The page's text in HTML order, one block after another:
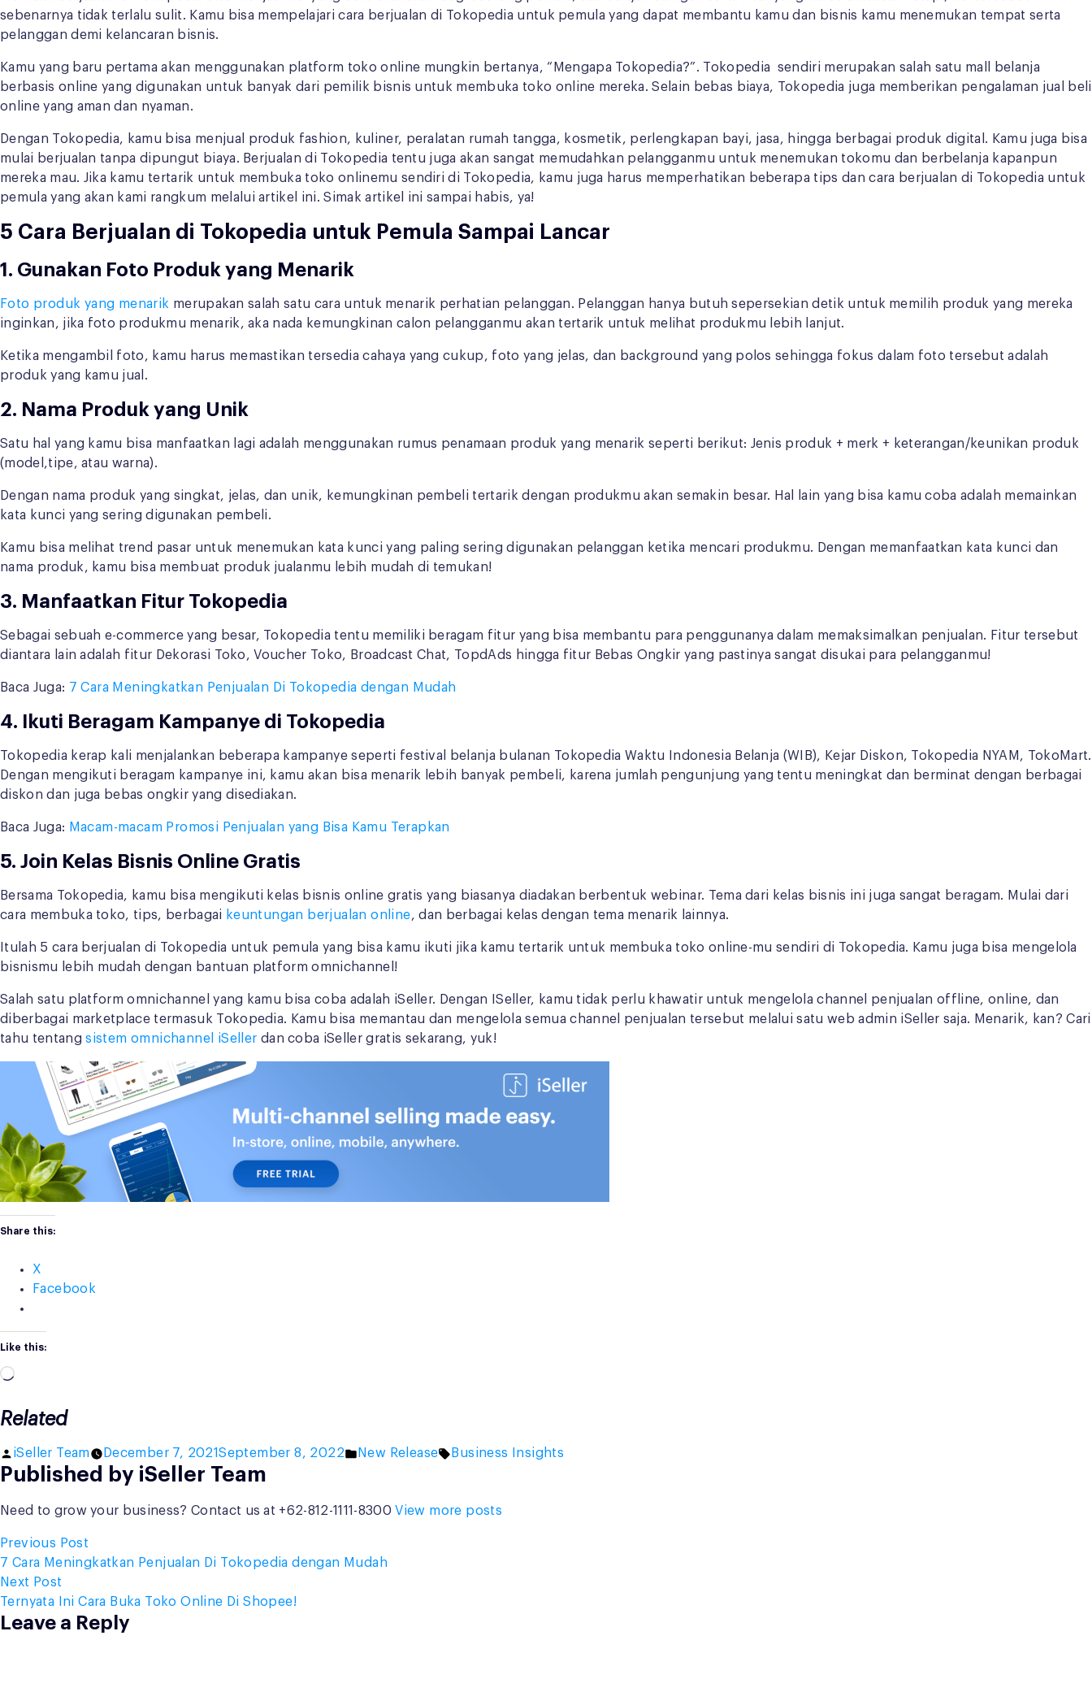
sebenarnya tidak terlalu sulit. Kamu bisa mempelajari cara berjualan di Tokopedia untuk pemula yang dapat membantu kamu dan bisnis kamu menemukan tempat serta
pelanggan demi kelancaran bisnis.
Kamu yang baru pertama akan menggunakan platform toko online mungkin bertanya, “Mengapa Tokopedia?”. Tokopedia sendiri merupakan salah satu mall belanja
berbasis online yang digunakan untuk banyak dari pemilik bisnis untuk membuka toko online mereka. Selain bebas biaya, Tokopedia juga memberikan pengalaman jual beli
online yang aman dan nyaman.
Dengan Tokopedia, kamu bisa menjual produk fashion, kuliner, peralatan rumah tangga, kosmetik, perlengkapan bayi, jasa, hingga berbagai produk digital. Kamu juga bisa
mulai berjualan tanpa dipungut biaya. Berjualan di Tokopedia tentu juga akan sangat memudahkan pelangganmu untuk menemukan tokomu dan berbelanja kapanpun
mereka mau. Jika kamu tertarik untuk membuka toko onlinemu sendiri di Tokopedia, kamu juga harus memperhatikan beberapa tips dan cara berjualan di Tokopedia untuk
pemula yang akan kami rangkum melalui artikel ini. Simak artikel ini sampai habis, ya!
5 Cara Berjualan di Tokopedia untuk Pemula Sampai Lancar
1. Gunakan Foto Produk yang Menarik
Foto produk yang menarik merupakan salah satu cara untuk menarik perhatian pelanggan. Pelanggan hanya butuh sepersekian detik untuk memilih produk yang mereka
inginkan, jika foto produkmu menarik, aka nada kemungkinan calon pelangganmu akan tertarik untuk melihat produkmu lebih lanjut.
Ketika mengambil foto, kamu harus memastikan tersedia cahaya yang cukup, foto yang jelas, dan background yang polos sehingga fokus dalam foto tersebut adalah
produk yang kamu jual.
2. Nama Produk yang Unik
Satu hal yang kamu bisa manfaatkan lagi adalah menggunakan rumus penamaan produk yang menarik seperti berikut: Jenis produk + merk + keterangan/keunikan produk
(model,tipe, atau warna).
Dengan nama produk yang singkat, jelas, dan unik, kemungkinan pembeli tertarik dengan produkmu akan semakin besar. Hal lain yang bisa kamu coba adalah memainkan
kata kunci yang sering digunakan pembeli.
Kamu bisa melihat trend pasar untuk menemukan kata kunci yang paling sering digunakan pelanggan ketika mencari produkmu. Dengan memanfaatkan kata kunci dan
nama produk, kamu bisa membuat produk jualanmu lebih mudah di temukan!
3. Manfaatkan Fitur Tokopedia
Sebagai sebuah e-commerce yang besar, Tokopedia tentu memiliki beragam fitur yang bisa membantu para penggunanya dalam memaksimalkan penjualan. Fitur tersebut
diantara lain adalah fitur Dekorasi Toko, Voucher Toko, Broadcast Chat, TopdAds hingga fitur Bebas Ongkir yang pastinya sangat disukai para pelangganmu!
Baca Juga: 7 Cara Meningkatkan Penjualan Di Tokopedia dengan Mudah
4. Ikuti Beragam Kampanye di Tokopedia
Tokopedia kerap kali menjalankan beberapa kampanye seperti festival belanja bulanan Tokopedia Waktu Indonesia Belanja (WIB), Kejar Diskon, Tokopedia NYAM, TokoMart.
Dengan mengikuti beragam kampanye ini, kamu akan bisa menarik lebih banyak pembeli, karena jumlah pengunjung yang tentu meningkat dan berminat dengan berbagai
diskon dan juga bebas ongkir yang disediakan.
Baca Juga: Macam-macam Promosi Penjualan yang Bisa Kamu Terapkan
5. Join Kelas Bisnis Online Gratis
Bersama Tokopedia, kamu bisa mengikuti kelas bisnis online gratis yang biasanya diadakan berbentuk webinar. Tema dari kelas bisnis ini juga sangat beragam. Mulai dari
cara membuka toko, tips, berbagai keuntungan berjualan online, dan berbagai kelas dengan tema menarik lainnya.
Itulah 5 cara berjualan di Tokopedia untuk pemula yang bisa kamu ikuti jika kamu tertarik untuk membuka toko online-mu sendiri di Tokopedia. Kamu juga bisa mengelola
bisnismu lebih mudah dengan bantuan platform omnichannel!
Salah satu platform omnichannel yang kamu bisa coba adalah iSeller. Dengan ISeller, kamu tidak perlu khawatir untuk mengelola channel penjualan offline, online, dan
diberbagai marketplace termasuk Tokopedia. Kamu bisa memantau dan mengelola semua channel penjualan tersebut melalui satu web admin iSeller saja. Menarik, kan? Cari
tahu tentangsistem omnichannel iSeller dan coba iSeller gratis sekarang, yuk!
Share this:
X
Facebook
Like this:
Loading…
Related
Posted
by
iSeller Team December 7, 2021September 8, 2022
Posted
New Release Tags:
Business Insights
Published by iSeller Team
Need to grow your business? Contact us at +62-812-1111-8300 View more posts
Post
navigation
Previous Post
post:
7 Cara Meningkatkan Penjualan Di Tokopedia dengan Mudah
Next Post
post:
Ternyata Ini Cara Buka Toko Online Di Shopee!
Leave a Reply